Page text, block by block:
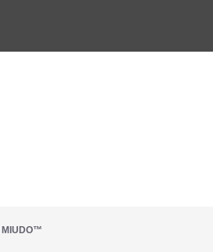
MIUDO™